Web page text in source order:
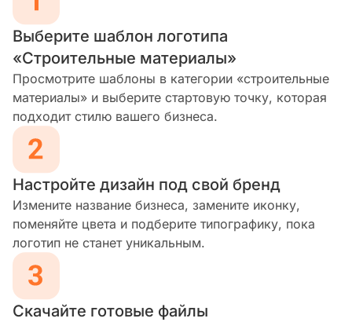
Выберите шаблон логотипа
«Строительные материалы»
Просмотрите шаблоны в категории «строительные
материалы» и выберите стартовую точку, которая
подходит стилю вашего бизнеса.
Настройте дизайн под свой бренд
Измените название бизнеса, замените иконку,
поменяйте цвета и подберите типографику, пока
логотип не станет уникальным.
Скачайте готовые файлы